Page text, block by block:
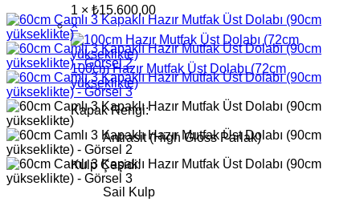
1 × ₺15.600,00
×
100cm Hazır Mutfak Üst Dolabı (72cm
yükseklikte)
Kapak Rengi:
Antrasit (High Gloss Parlak)
Kulp Çeşidi:
Sail Kulp